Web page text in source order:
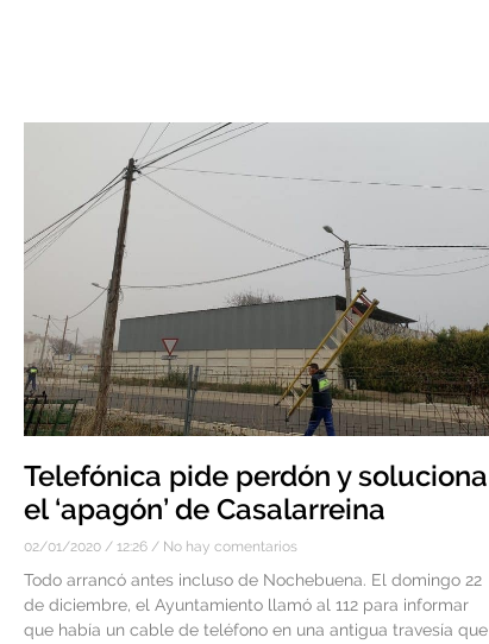
Telefónica pide perdón y soluciona
el ‘apagón’ de Casalarreina
02/01/2020 12:26 No hay comentarios
Todo arrancó antes incluso de Nochebuena. El domingo 22
de diciembre, el Ayuntamiento llamó al 112 para informar
que había un cable de teléfono en una antigua travesía que